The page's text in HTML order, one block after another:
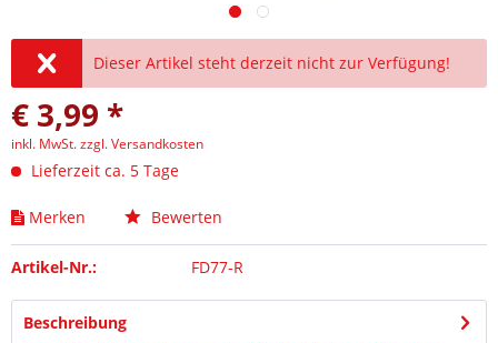
Dieser Artikel steht derzeit nicht zur Verfügung!
€ 3,99 *
inkl. MwSt.zzgl. Versandkosten
Lieferzeit ca. 5 Tage
Merken Bewerten
Artikel-Nr.: FD77-R
Beschreibung